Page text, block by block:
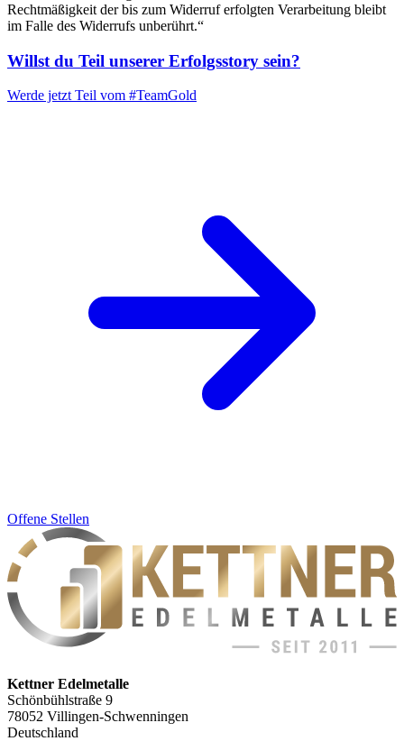
Rechtmäßigkeit der bis zum Widerruf erfolgten Verarbeitung bleibt
im Falle des Widerrufs unberührt.“
Willst du Teil unserer Erfolgsstory sein?
Werde jetzt Teil vom #TeamGold
Offene Stellen
Kettner Edelmetalle
Schönbühlstraße 9
78052 Villingen-Schwenningen
Deutschland